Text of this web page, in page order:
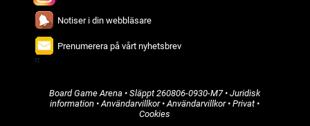
Notiser i din webbläsare
Prenumerera på vårt nyhetsbrev
Board Game Arena • Släppt260806-0930-M7•Juridisk
information •Användarvillkor•Användarvillkor•Privat•
Cookies
π